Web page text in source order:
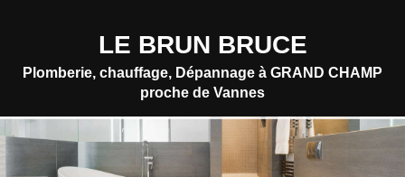
LE BRUN BRUCE
Plomberie, chauffage, Dépannage à GRAND CHAMP
proche de Vannes